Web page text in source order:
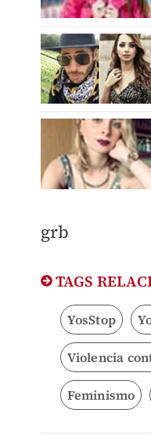
​grb
TAGS
YosStop
Violencia
Feminismo